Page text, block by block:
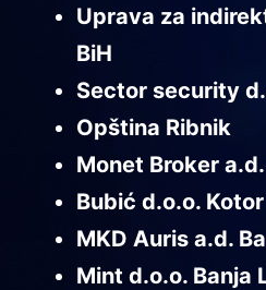
Uprava za
BiH
Sector security
Opština Ribnik
Monet Broker
Bubić d.o.o.
MKD Auris a.d.
Mint d.o.o. Banja